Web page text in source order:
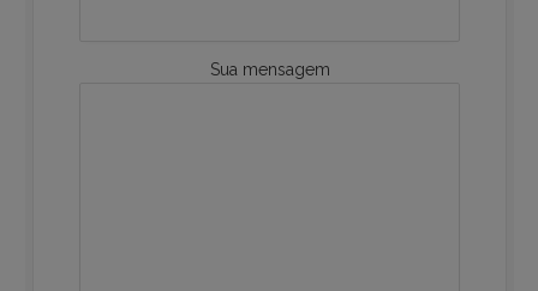
Sua mensagem